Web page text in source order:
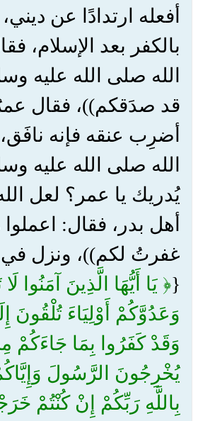
أفعله ارتدادًا عن
بالكفر بعد الإسلام،
الله صلى الله عليه
قد صدَقكم))، فقال
أضرِب عنقه فإنه
الله صلى الله عليه
يُدريك يا عمر؟ لعل
أهل بدر، فقال:
غفرتُ لكم))، ونزل
{﴿ يَا أَيُّهَا الَّذِينَ آمَنُوا
وَعَدُوَّكُمْ أَوْلِيَاءَ تُلْقُونَ
وَقَدْ كَفَرُوا بِمَا جَاءَكُمْ
يُخْرِجُونَ الرَّسُولَ
بِاللَّهِ رَبِّكُمْ إِنْ كُنْتُمْ